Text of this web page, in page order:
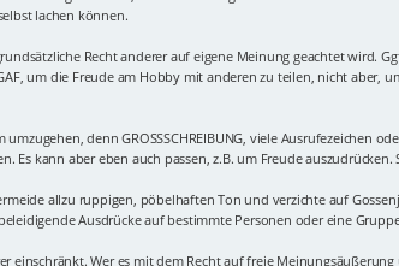
lachen können.
Recht anderer auf eigene Meinung geachtet wird.
um die Freude am Hobby mit anderen zu teilen, nicht aber,
denn GROSSSCHREIBUNG, viele Ausrufezeichen
kann aber eben auch passen, z.B. um Freude auszudrücken.
allzu ruppigen, pöbelhaften Ton und verzichte auf
Ausdrücke auf bestimmte Personen oder eine
einschränkt. Wer es mit dem Recht auf freie